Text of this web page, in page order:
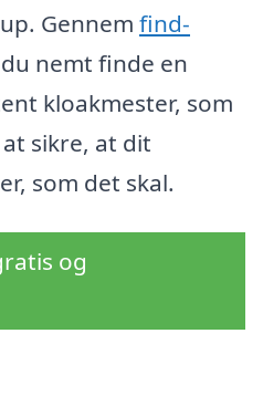
Gennem find-
nemt finde en
kloakmester, som
sikre, at dit
som det skal.
og